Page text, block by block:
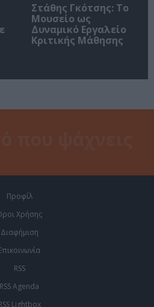
Στάθης Γκότσης: Το
Μουσείο ως
Δυναμικό Εργαλείο
Κριτικής Μάθησης
Προφίλ
Χρήσης
Διαφήμιση
RSS
RSS Agenda
Lightbox